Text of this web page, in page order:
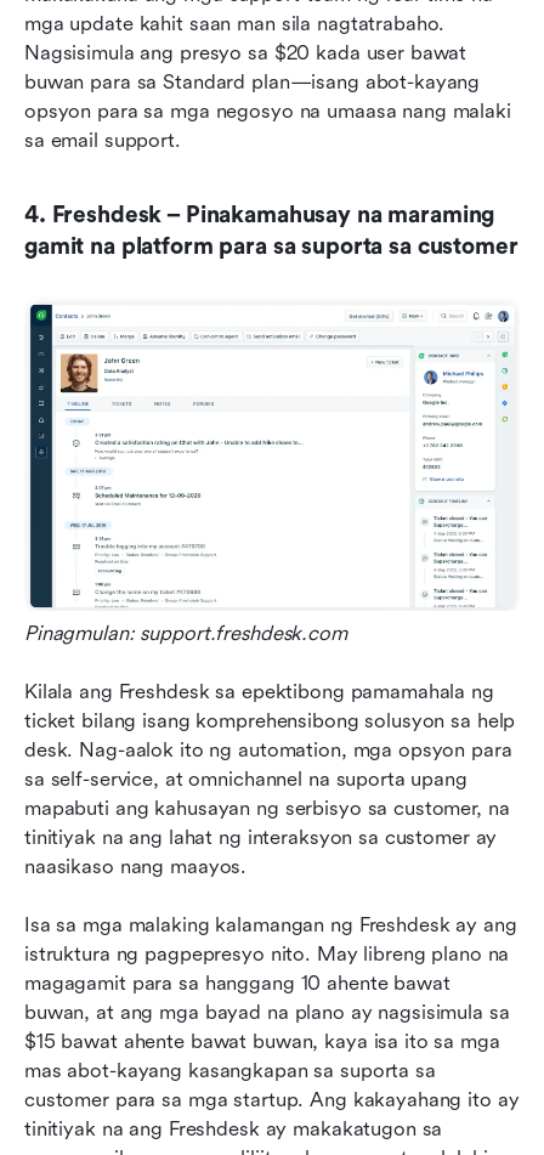
mga update kahit saan man sila nagtatrabaho.
Nagsisimula ang presyo sa $20 kada user bawat
buwan para sa Standard plan—isang abot-kayang
opsyon para sa mga negosyo na umaasa nang malaki
sa email support.
4. Freshdesk – Pinakamahusay na maraming
gamit na platform para sa suporta sa customer
Pinagmulan: support.freshdesk.com
Kilala ang Freshdesk sa epektibong pamamahala ng
ticket bilang isang komprehensibong solusyon sa help
desk. Nag-aalok ito ng automation, mga opsyon para
sa self-service, at omnichannel na suporta upang
mapabuti ang kahusayan ng serbisyo sa customer, na
tinitiyak na ang lahat ng interaksyon sa customer ay
naasikaso nang maayos.
Isa sa mga malaking kalamangan ng Freshdesk ay ang
istruktura ng pagpepresyo nito. May libreng plano na
magagamit para sa hanggang 10 ahente bawat
buwan, at ang mga bayad na plano ay nagsisimula sa
$15 bawat ahente bawat buwan, kaya isa ito sa mga
mas abot-kayang kasangkapan sa suporta sa
customer para sa mga startup. Ang kakayahang ito ay
tinitiyak na ang Freshdesk ay makakatugon sa